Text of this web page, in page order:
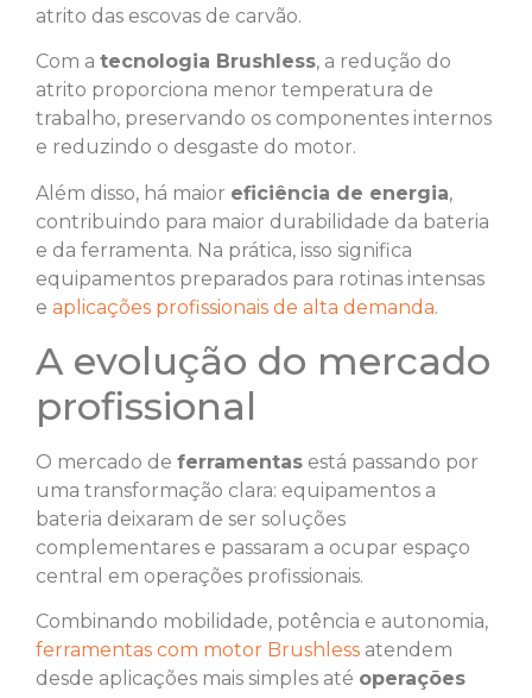
atrito das escovas de carvão.
Com a tecnologia Brushless, a redução do
atrito proporciona menor temperatura de
trabalho, preservando os componentes internos
e reduzindo o desgaste do motor.
Além disso, há maior eficiência de energia,
contribuindo para maior durabilidade da bateria
e da ferramenta. Na prática, isso significa
equipamentos preparados para rotinas intensas
e aplicações profissionais de alta demanda.
A evolução do mercado
profissional
O mercado de ferramentas está passando por
uma transformação clara: equipamentos a
bateria deixaram de ser soluções
complementares e passaram a ocupar espaço
central em operações profissionais.
Combinando mobilidade, potência e autonomia,
ferramentas com motor Brushless atendem
desde aplicações mais simples até operações